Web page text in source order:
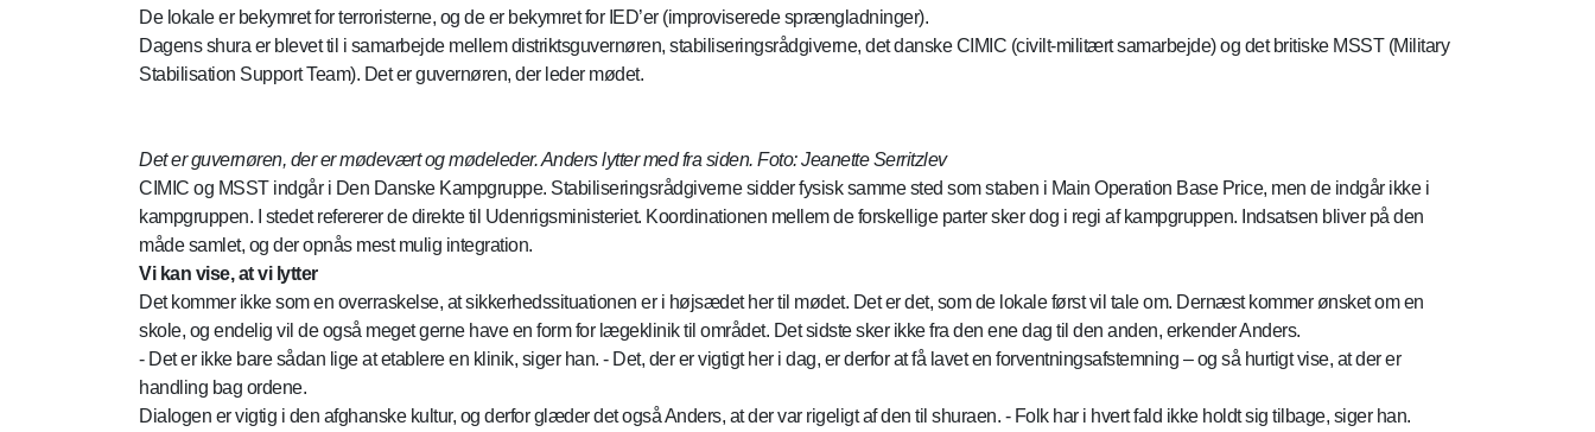
De lokale er bekymret for terroristerne, og de er bekymret for IED’er (improviserede sprængladninger).
Dagens shura er blevet til i samarbejde mellem distriktsguvernøren, stabiliseringsrådgiverne, det danske CIMIC (civilt-militært samarbejde) og det britiske MSST (Military
Stabilisation Support Team). Det er guvernøren, der leder mødet.
Det er guvernøren, der er mødevært og mødeleder. Anders lytter med fra siden. Foto: Jeanette Serritzlev
CIMIC og MSST indgår i Den Danske Kampgruppe. Stabiliseringsrådgiverne sidder fysisk samme sted som staben i Main Operation Base Price, men de indgår ikke i
kampgruppen. I stedet refererer de direkte til Udenrigsministeriet. Koordinationen mellem de forskellige parter sker dog i regi af kampgruppen. Indsatsen bliver på den
måde samlet, og der opnås mest mulig integration.
Vi kan vise, at vi lytter
Det kommer ikke som en overraskelse, at sikkerhedssituationen er i højsædet her til mødet. Det er det, som de lokale først vil tale om. Dernæst kommer ønsket om en
skole, og endelig vil de også meget gerne have en form for lægeklinik til området. Det sidste sker ikke fra den ene dag til den anden, erkender Anders.
- Det er ikke bare sådan lige at etablere en klinik, siger han. - Det, der er vigtigt her i dag, er derfor at få lavet en forventningsafstemning – og så hurtigt vise, at der er
handling bag ordene.
Dialogen er vigtig i den afghanske kultur, og derfor glæder det også Anders, at der var rigeligt af den til shuraen. - Folk har i hvert fald ikke holdt sig tilbage, siger han.